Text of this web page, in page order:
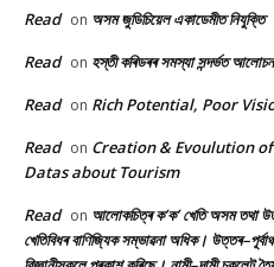
Read on অসম জুডিচিয়েল একাডেমীত নিযুক্তি
Read on হস্তী কৰিডৰৰ সমস্যা সন্দৰ্ভত
Read on Rich Potential, Poor
Read on Creation & Evoulution
Datas about Tourism
Read on আলোকচিত্ৰ ক’ক’ খেতি অসম তথা
খেতিবিধৰ বাণিজ্যিক সম্ভাৱনা অধিক।